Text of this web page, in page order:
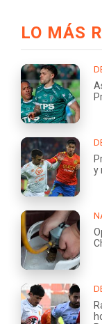
LO MÁS
y